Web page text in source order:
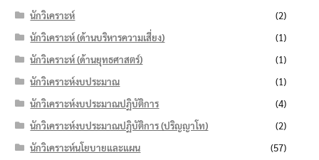
นักวิเคราะห์
(2)
นักวิเคราะห์ (ด้านบริหารความเสี่ยง)
(1)
นักวิเคราะห์ (ด้านยุทธศาสตร์)
(1)
นักวิเคราะห์งบประมาณ
(1)
นักวิเคราะห์งบประมาณปฏิบัติการ
(4)
นักวิเคราะห์งบประมาณปฏิบัติการ (ปริญญาโท)
(2)
นักวิเคราะห์นโยบายและแผน
(57)